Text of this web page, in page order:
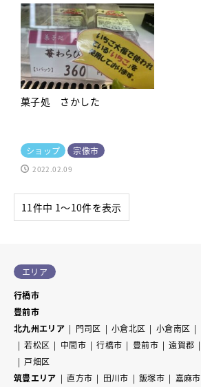
菓子処 さかした
ショップ 宗像市
2022.02.09
11件中 1〜10件を表示
エリア
行橋市
豊前市
北九州エリア
門司区 小倉北区 小倉南区
若松区
中間市 行橋市 豊前市 遠賀郡
戸畑区
筑豊エリア
直方市 田川市 飯塚市 嘉麻市